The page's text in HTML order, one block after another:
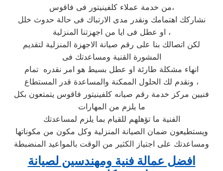
من خدمة عملاء كلفينيتور فى فاقوس،
نشاركك اهتمامك ونقدر مدى الارتباك فى حالة حدوث خلل
او عطل فى ايا من اجهزتنا المنزلية ،
لكن اتصالك بنا على رقم صيانة الاجهزة المنزلية لتقديم
المشورة القنية ومساعدتك فى
انهاء مشكلة طارئة او عطل بسيط هو امر نقدره تمام
ونقدم لك الحلول الممكنة والمساعدة قدر المستطاع ،
فنيين مركز خدمة رقم صيانه كلفينيتور فاقوس يتمتعون بكل
ما يلزم من المهارات
الفنية ما تؤهلهم للقيام بما يلزم لمساعدتك
ويستطيعون ضمان الصيانة المنزلية وكل مكون من مكوناتها
ومساعدتك على اجتياز الكثير من الوقت بالمواعيد المنضبطة
افضل عمالة فنية ومهندسين لصيانة